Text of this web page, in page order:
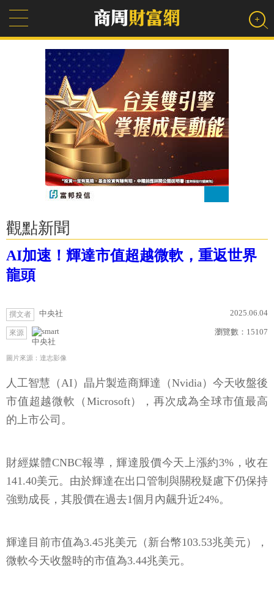
觀點新聞
AI加速！輝達市值超越微軟，重返世界
龍頭
撰文者 中央社 2025.06.04
來源
中央社
瀏覽數： 15107
圖片來源：達志影像
人工智慧（AI）晶片製造商輝達（Nvidia）今天收盤後
市值超越微軟（Microsoft），再次成為全球市值最高
的上市公司。
財經媒體CNBC報導，輝達股價今天上漲約3%，收在
141.40美元。由於輝達在出口管制與關稅疑慮下仍保持
強勁成長，其股價在過去1個月內飆升近24%。
輝達目前市值為3.45兆美元（新台幣103.53兆美元），
微軟今天收盤時的市值為3.44兆美元。